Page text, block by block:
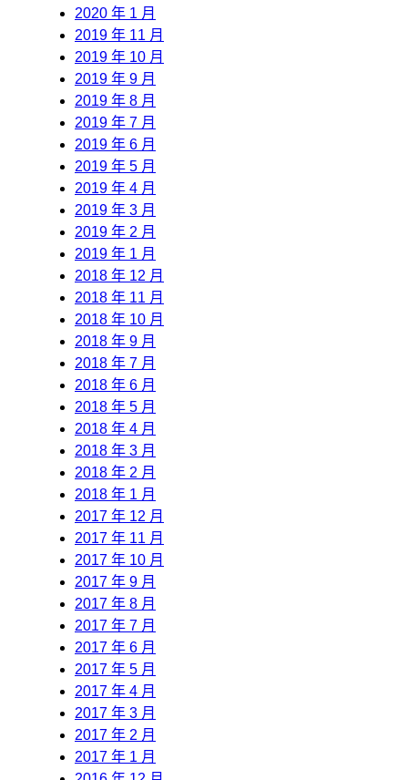
2020 年 1 月
2019 年 11 月
2019 年 10 月
2019 年 9 月
2019 年 8 月
2019 年 7 月
2019 年 6 月
2019 年 5 月
2019 年 4 月
2019 年 3 月
2019 年 2 月
2019 年 1 月
2018 年 12 月
2018 年 11 月
2018 年 10 月
2018 年 9 月
2018 年 7 月
2018 年 6 月
2018 年 5 月
2018 年 4 月
2018 年 3 月
2018 年 2 月
2018 年 1 月
2017 年 12 月
2017 年 11 月
2017 年 10 月
2017 年 9 月
2017 年 8 月
2017 年 7 月
2017 年 6 月
2017 年 5 月
2017 年 4 月
2017 年 3 月
2017 年 2 月
2017 年 1 月